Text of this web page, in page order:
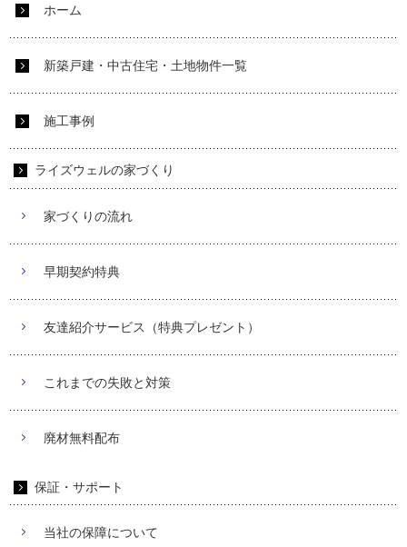
ホーム
新築戸建・中古住宅・土地物件一覧
施工事例
ライズウェルの家づくり
家づくりの流れ
早期契約特典
友達紹介サービス（特典プレゼント）
これまでの失敗と対策
廃材無料配布
保証・サポート
当社の保障について